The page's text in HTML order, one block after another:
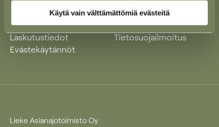
Käytä vain välttämättömiä evästeitä
Ajankohtaista
Ura Liekkeellä
Laskutustiedot
Evästekäytännöt
Yleiset käyttöehdot
Yleiset sopimusehdot
Tietosuojailmoitus
Lieke Asianajotoimisto Oy